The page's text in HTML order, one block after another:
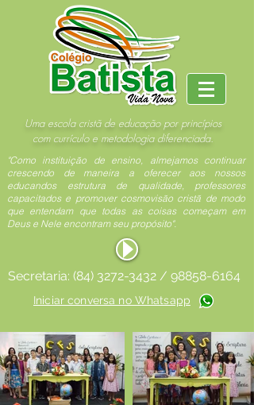
Uma escola cristã de educação por princípios
com currículo e metodologia diferenciada.
"Como instituição de ensino, almejamos continuar
crescendo de maneira a oferecer aos nossos
educandos estrutura de qualidade, professores
capacitados e promover cosmovisão cristã de modo
que entendam que todas as coisas começam em
Deus e Nele encontram seu propósito".
Secretaria: (84) 3272-3432 / 98858-6164
Iniciar conversa no Whatsapp